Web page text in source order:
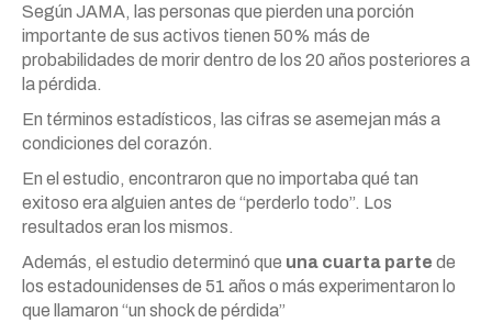
Según JAMA, las personas que pierden una porción
importante de sus activos tienen 50% más de
probabilidades de morir dentro de los 20 años posteriores a
la pérdida.
En términos estadísticos, las cifras se asemejan más a
condiciones del corazón.
En el estudio, encontraron que no importaba qué tan
exitoso era alguien antes de “perderlo todo”. Los
resultados eran los mismos.
Además, el estudio determinó que una cuarta parte de
los estadounidenses de 51 años o más experimentaron lo
que llamaron “un shock de pérdida”